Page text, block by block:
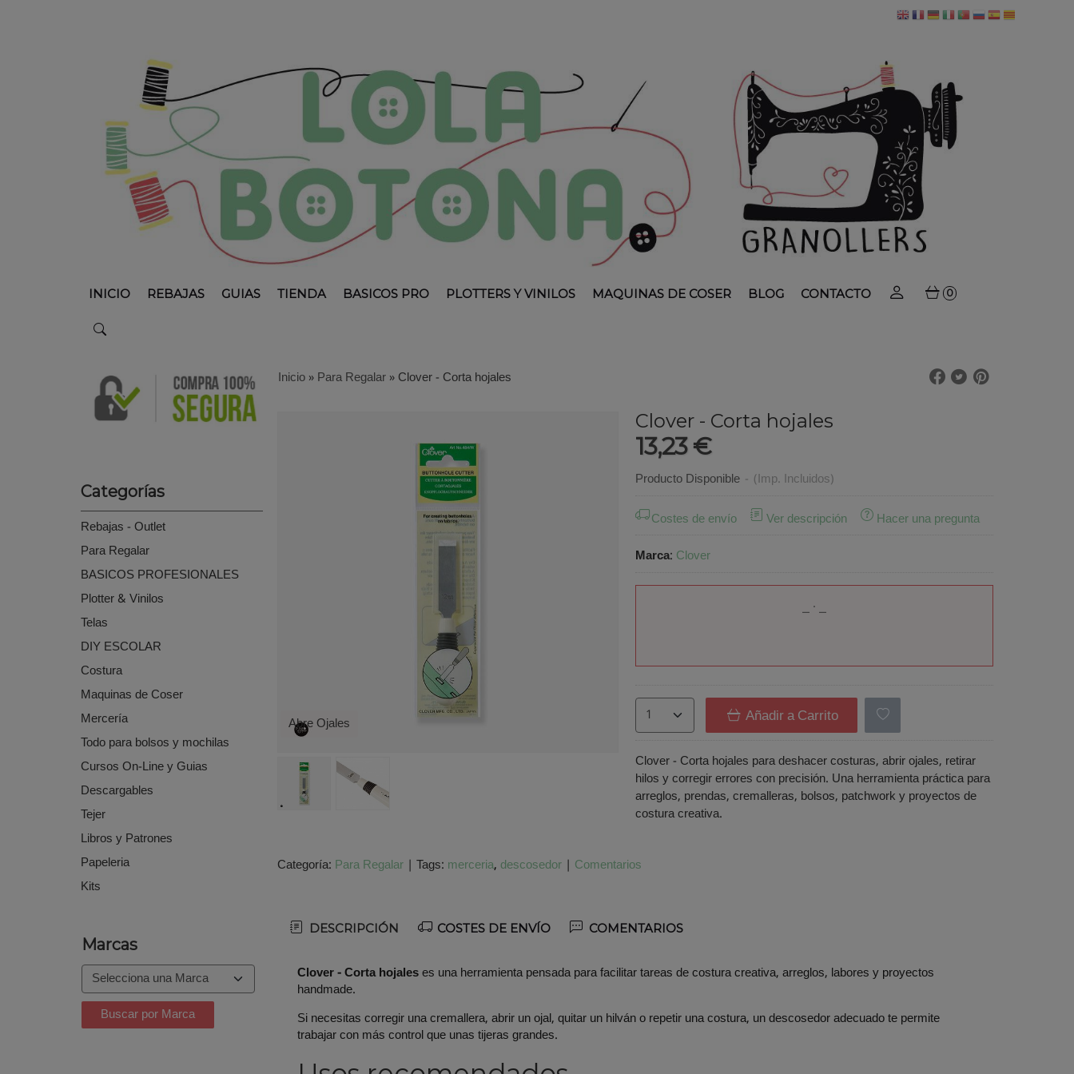
INICIO REBAJAS GUIAS TIENDA BASICOS PRO PLOTTERS Y VINILOS MAQUINAS DE COSER BLOG CONTACTO 0
Categorías
Rebajas - Outlet
Para Regalar
BASICOS PROFESIONALES
Plotter & Vinilos
Telas
DIY ESCOLAR
Costura
Maquinas de Coser
Mercería
Todo para bolsos y mochilas
Cursos On-Line y Guias
Descargables
Tejer
Libros y Patrones
Papeleria
Kits
Marcas
Inicio»Para Regalar»Clover - Corta hojales
Abre Ojales
Clover - Corta hojales
13,23 €
Producto Disponible - (Imp. Incluidos)
Costes de envío
Ver descripción
Hacer una pregunta
Marca: Clover
Añadir a Carrito
Clover - Corta hojales para deshacer costuras, abrir ojales, retirar
hilos y corregir errores con precisión. Una herramienta práctica para
arreglos, prendas, cremalleras, bolsos, patchwork y proyectos de
costura creativa.
Categoría: Para Regalar| Tags: merceria descosedor | Comentarios
DESCRIPCIÓN COSTES DE ENVÍO COMENTARIOS
Clover - Corta hojaleses una herramienta pensada para facilitar tareas de costura creativa, arreglos, labores y proyectos
handmade.
Si necesitas corregir una cremallera, abrir un ojal, quitar un hilván o repetir una costura, un descosedor adecuado te permite
trabajar con más control que unas tijeras grandes.